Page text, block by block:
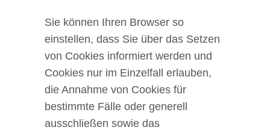
Sie können Ihren Browser so
einstellen, dass Sie über das Setzen
von Cookies informiert werden und
Cookies nur im Einzelfall erlauben,
die Annahme von Cookies für
bestimmte Fälle oder generell
ausschließen sowie das